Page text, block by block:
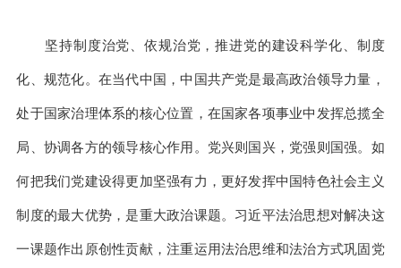
坚持制度治党、依规治党，推进党的建设科学化、制度
化、规范化。在当代中国，中国共产党是最高政治领导力量，
处于国家治理体系的核心位置，在国家各项事业中发挥总揽全
局、协调各方的领导核心作用。党兴则国兴，党强则国强。如
何把我们党建设得更加坚强有力，更好发挥中国特色社会主义
制度的最大优势，是重大政治课题。习近平法治思想对解决这
一课题作出原创性贡献，注重运用法治思维和法治方式巩固党